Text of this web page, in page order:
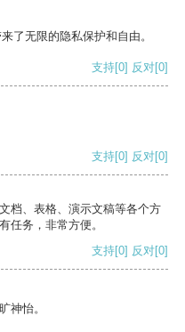
了无限的隐私保护和自由。
支持[0] 反对[0]
支持[0] 反对[0]
档、表格、演示文稿等各个方
任务，非常方便。
支持[0] 反对[0]
神怡。